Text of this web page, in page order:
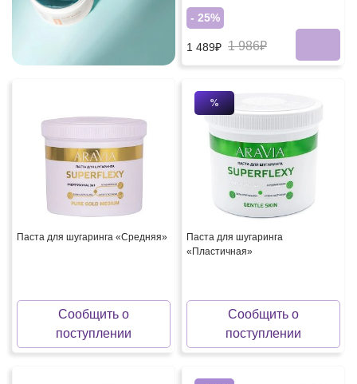
- 25%
1 489₽ 1 986₽
Паста для шугаринга «Средняя»
Сообщить о
поступлении
%
Паста для шугаринга
«Пластичная»
Сообщить о
поступлении